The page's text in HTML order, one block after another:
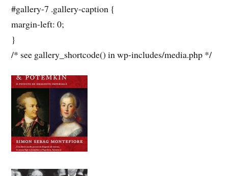
#gallery-7 .gallery-caption {
margin-left: 0;
}
/* see gallery_shortcode() in wp-includes/media.php */